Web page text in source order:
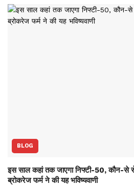
BLOG
इस साल कहां तक जाएगा निफ्टी-50, कौन-से
ब्रोकरेज फर्म ने की यह भविष्‍यवाणी